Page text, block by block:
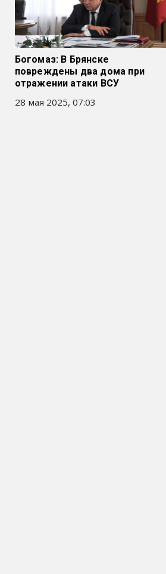
Богомаз: В Брянске
повреждены два дома при
отражении атаки ВСУ
28 мая 2025, 07:03